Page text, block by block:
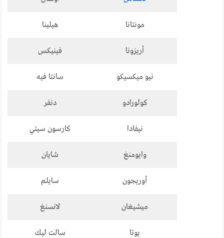
مونتانا هيلينا
أريزونا فينيكس
نيو ميكسيكو سانتا فيه
كولورادو دنفر
نيفادا كارسون سيتي
وايومنغ شايان
أوريجون سايلم
ميشيغان لانسنغ
يوتا سالت ليك